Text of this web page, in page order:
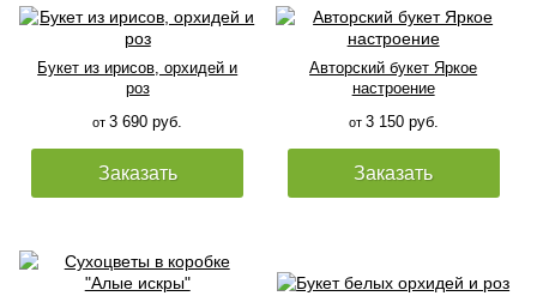
Букет из ирисов, орхидей и
роз
от3 690 руб.
Заказать
Авторский букет Яркое
настроение
от 3 150 руб.
Заказать